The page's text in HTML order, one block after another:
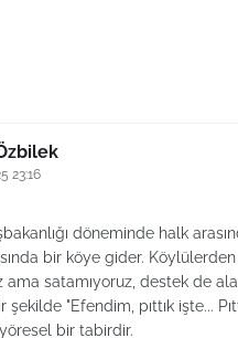
23:16
döneminde halk
bir köye gider.
ama satamıyoruz, destek de
"Efendim, pıttık işte...
bir tabirdir.